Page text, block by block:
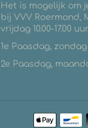
Het is mogelijk om
bij VVV Roermond,
vrijdag 10.00-17.00
1e Paasdag,
2e Paasdag,